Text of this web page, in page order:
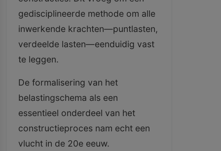
gedisciplineerde methode om alle
inwerkende krachten—puntlasten,
verdeelde lasten—eenduidig vast
te leggen.
De formalisering van het
belastingschema als een
essentieel onderdeel van het
constructieproces nam echt een
vlucht in de 20e eeuw.